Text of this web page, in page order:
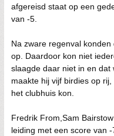
afgereisd staat op een
van -5.
Na zware regenval
op. Daardoor kon niet
slaagde daar niet in en
maakte hij vijf birdies op
het clubhuis kon.
Fredrik From,Sam
leiding met een score van